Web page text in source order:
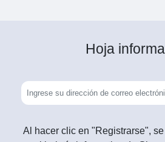
Hoja
Al hacer clic en "Registrarse",